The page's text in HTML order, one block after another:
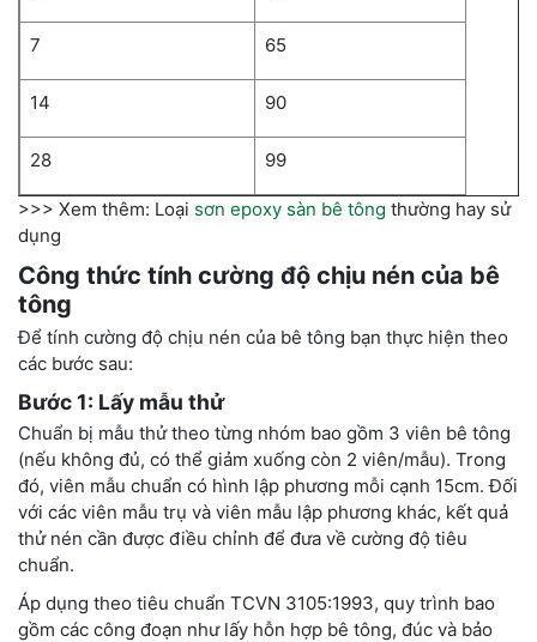
7 65
14 90
28 99
>>> Xem thêm: Loại sơn epoxy sàn bê tông thường hay sử
dụng
Công thức tính cường độ chịu nén của bê
tông
Để tính cường độ chịu nén của bê tông bạn thực hiện theo
các bước sau:
Bước 1: Lấy mẫu thử
Chuẩn bị mẫu thử theo từng nhóm bao gồm 3 viên bê tông
(nếu không đủ, có thể giảm xuống còn 2 viên/mẫu). Trong
đó, viên mẫu chuẩn có hình lập phương mỗi cạnh 15cm. Đối
với các viên mẫu trụ và viên mẫu lập phương khác, kết quả
thử nén cần được điều chỉnh để đưa về cường độ tiêu
chuẩn.
Áp dụng theo tiêu chuẩn TCVN 3105:1993, quy trình bao
gồm các công đoạn như lấy hỗn hợp bê tông, đúc và bảo